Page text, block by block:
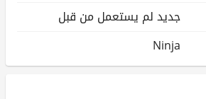
جديد لم يستعمل من قبل
Ninja